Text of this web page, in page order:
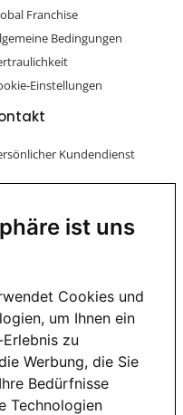
ist uns
Cookies und
um Ihnen ein
zu
Werbung, die Sie
Bedürfnisse
Technologien
Franchise
Bedingungen
Einstellungen
Kundendienst